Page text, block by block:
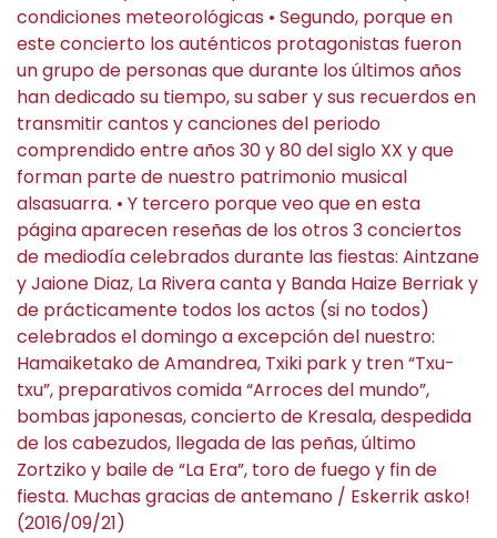
condiciones meteorológicas • Segundo, porque en
este concierto los auténticos protagonistas fueron
un grupo de personas que durante los últimos años
han dedicado su tiempo, su saber y sus recuerdos en
transmitir cantos y canciones del periodo
comprendido entre años 30 y 80 del siglo XX y que
forman parte de nuestro patrimonio musical
alsasuarra. • Y tercero porque veo que en esta
página aparecen reseñas de los otros 3 conciertos
de mediodía celebrados durante las fiestas: Aintzane
y Jaione Diaz, La Rivera canta y Banda Haize Berriak y
de prácticamente todos los actos (si no todos)
celebrados el domingo a excepción del nuestro:
Hamaiketako de Amandrea, Txiki park y tren “Txu-
txu”, preparativos comida “Arroces del mundo”,
bombas japonesas, concierto de Kresala, despedida
de los cabezudos, llegada de las peñas, último
Zortziko y baile de “La Era”, toro de fuego y fin de
fiesta. Muchas gracias de antemano / Eskerrik asko!
(2016/09/21)